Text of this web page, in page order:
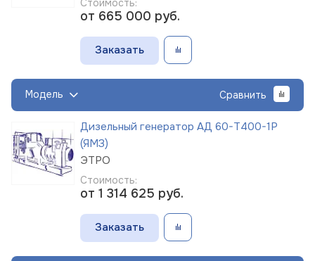
Стоимость:
от 665 000 руб.
Заказать
Модель Сравнить
Дизельный генератор АД 60-Т400-1Р
(ЯМЗ)
ЭТРО
Стоимость:
от 1 314 625 руб.
Заказать